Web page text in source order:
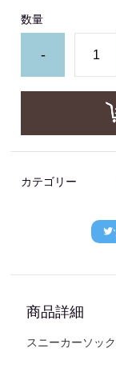
数量
-
カテゴリー
商品詳細
スニーカーソッ